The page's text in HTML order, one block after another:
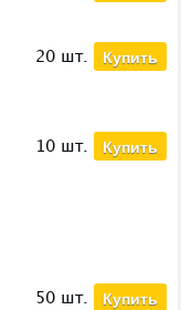
20 шт. Купить
10 шт. Купить
50 шт. Купить